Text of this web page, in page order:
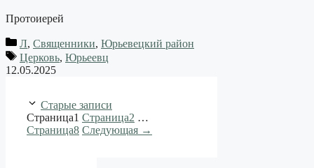
Протоиерей
Л, Священники, Юрьевецкий район
Церковь, Юрьеевц
12.05.2025
Старые записи
Страница1 Страница2 …
Страница8 Следующая →